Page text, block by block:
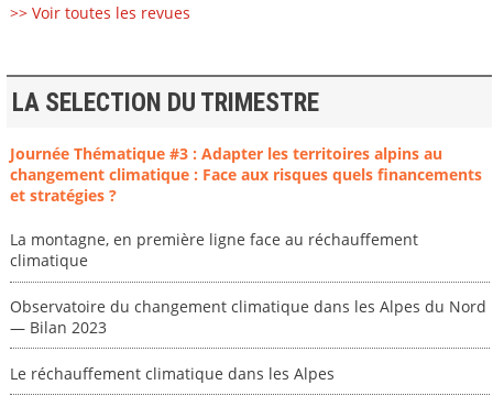
>> Voir toutes les revues
LA SELECTION DU TRIMESTRE
Journée Thématique #3 : Adapter les territoires alpins au
changement climatique : Face aux risques quels financements
et stratégies ?
La montagne, en première ligne face au réchauffement
climatique
Observatoire du changement climatique dans les Alpes du Nord
— Bilan 2023
Le réchauffement climatique dans les Alpes